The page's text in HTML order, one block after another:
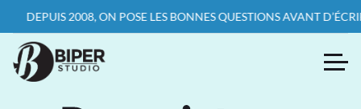
2008, ON POSE LES BONNES QUESTIONS AVANT D’ÉCRIRE LA